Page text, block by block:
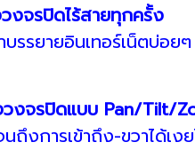
งจรปิดไร้สายทุกครั้ง
บรรยายอินเทอร์เน็ตบ่อ
งจรปิดแบบ Pan/Tilt/
ถึงการเข้าถึง-ขวาได้เ